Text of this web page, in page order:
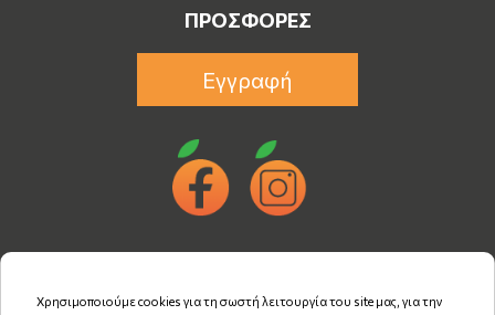
ΠΡΟΣΦΟΡΈΣ
Εγγραφή
Χρησιμοποιούμε cookies για τη σωστή λειτουργία του site μας, για την